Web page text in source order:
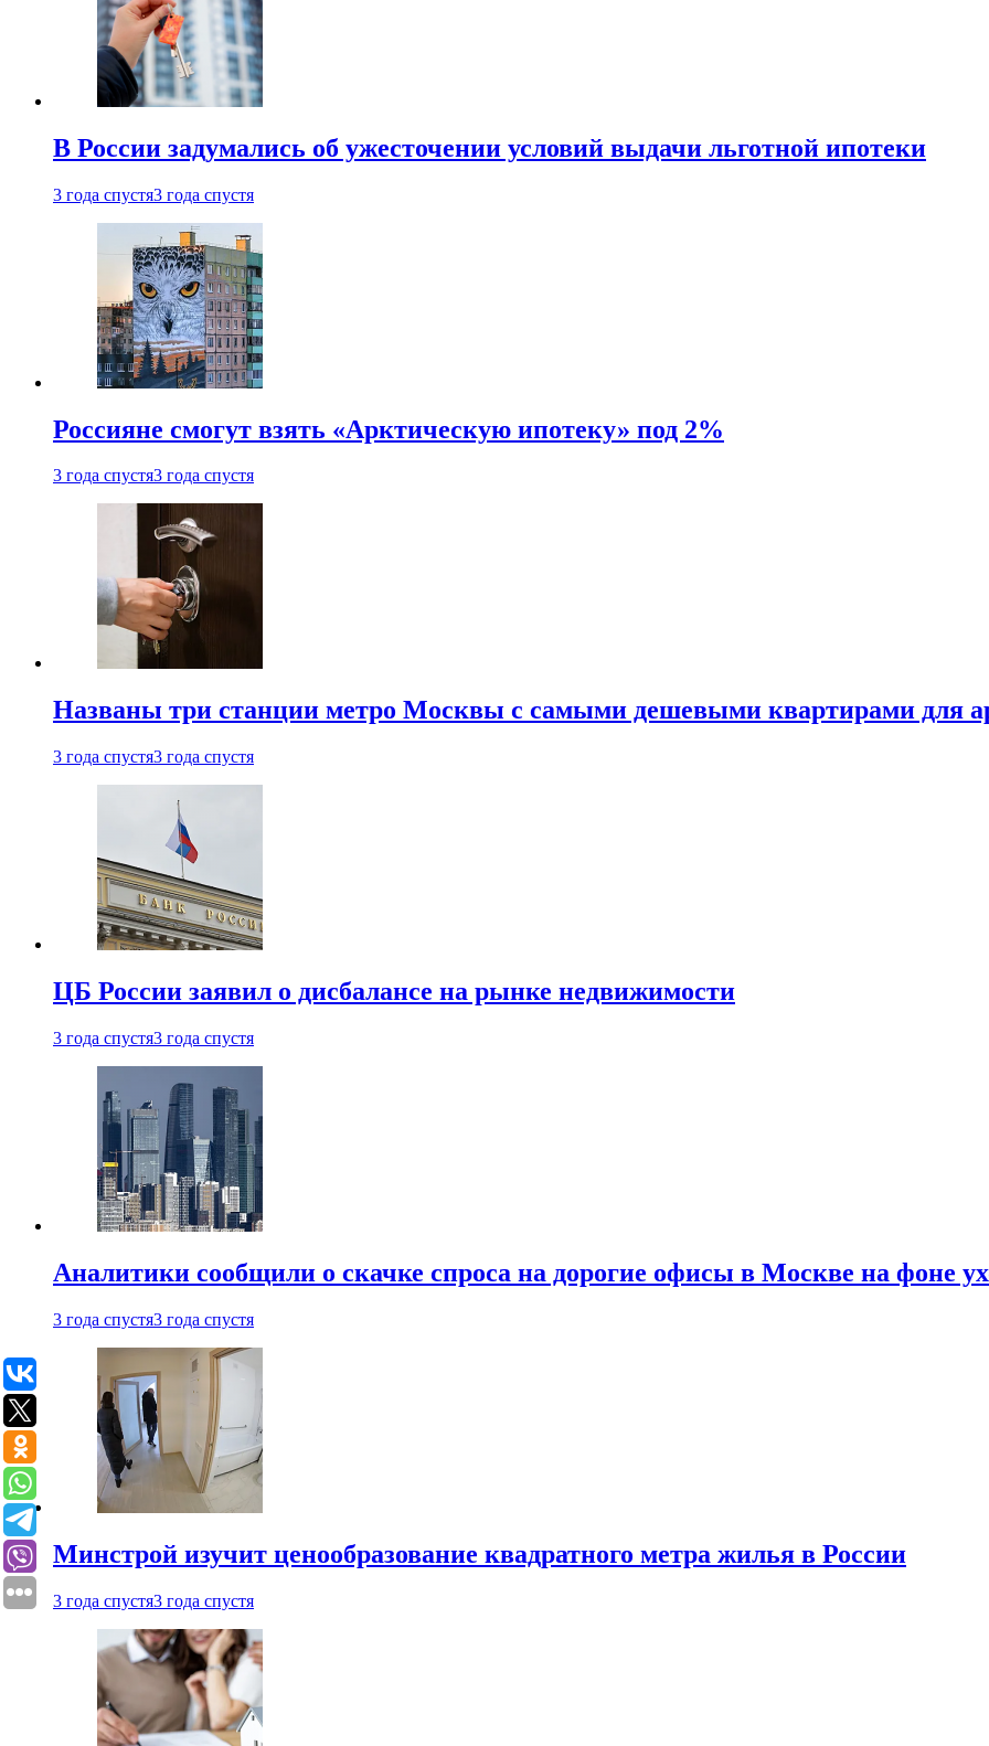
В России задумались об ужесточении условий выдачи льготной ипотеки
3 года спустя3 года спустя
Россияне смогут взять «Арктическую ипотеку» под 2%
3 года спустя3 года спустя
Названы три станции метро Москвы с самыми дешевыми квартирами для
3 года спустя3 года спустя
ЦБ России заявил о дисбалансе на рынке недвижимости
3 года спустя3 года спустя
Аналитики сообщили о скачке спроса на дорогие офисы в Москве на фоне
3 года спустя3 года спустя
Минстрой изучит ценообразование квадратного метра жилья в России
3 года спустя3 года спустя